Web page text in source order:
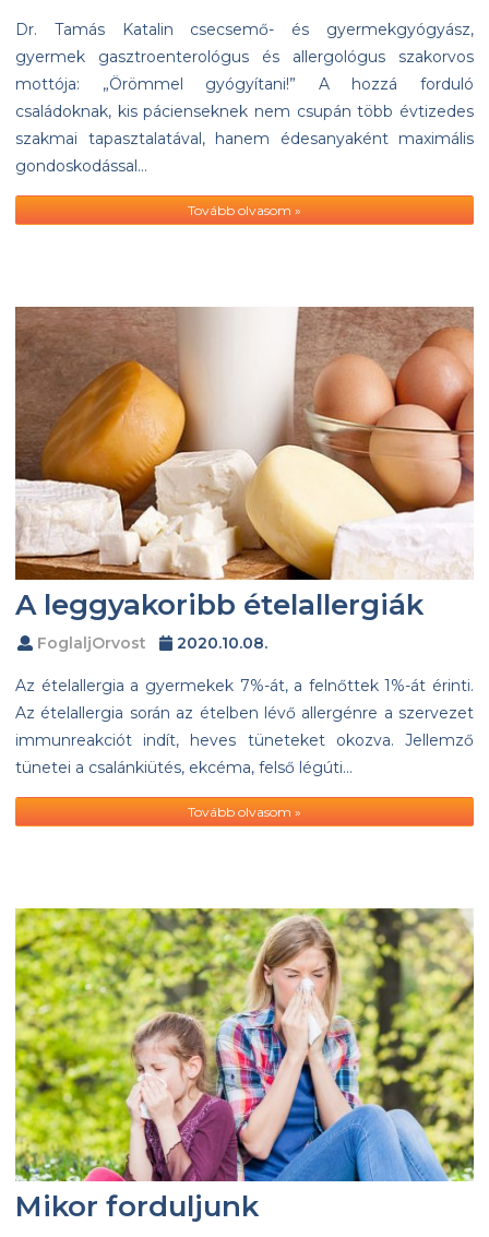
Dr. Tamás Katalin csecsemő- és gyermekgyógyász,
gyermek gasztroenterológus és allergológus szakorvos
mottója: „Örömmel gyógyítani!” A hozzá forduló
családoknak, kis pácienseknek nem csupán több évtizedes
szakmai tapasztalatával, hanem édesanyaként maximális
gondoskodással…
Tovább olvasom »
A leggyakoribb ételallergiák
FoglaljOrvost 2020.10.08.
Az ételallergia a gyermekek 7%-át, a felnőttek 1%-át érinti.
Az ételallergia során az ételben lévő allergénre a szervezet
immunreakciót indít, heves tüneteket okozva. Jellemző
tünetei a csalánkiütés, ekcéma, felső légúti…
Tovább olvasom »
Mikor forduljunk